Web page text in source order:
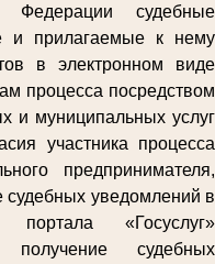
Федерации судебные
и прилагаемые к нему
в электронном виде
процесса посредством
и муниципальных услуг
участника процесса
предпринимателя,
судебных уведомлений в
«Госуслуг»
судебных